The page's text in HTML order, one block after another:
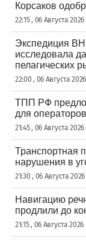
Корсаков
22:15 , 06 Августа
Экспедиция
исследовала
пелагических
22:00 , 06 Августа
ТПП РФ
для
21:45 , 06 Августа
Транспортная
нарушения в
21:30 , 06 Августа
Навигацию
продлили до
21:15 , 06 Августа